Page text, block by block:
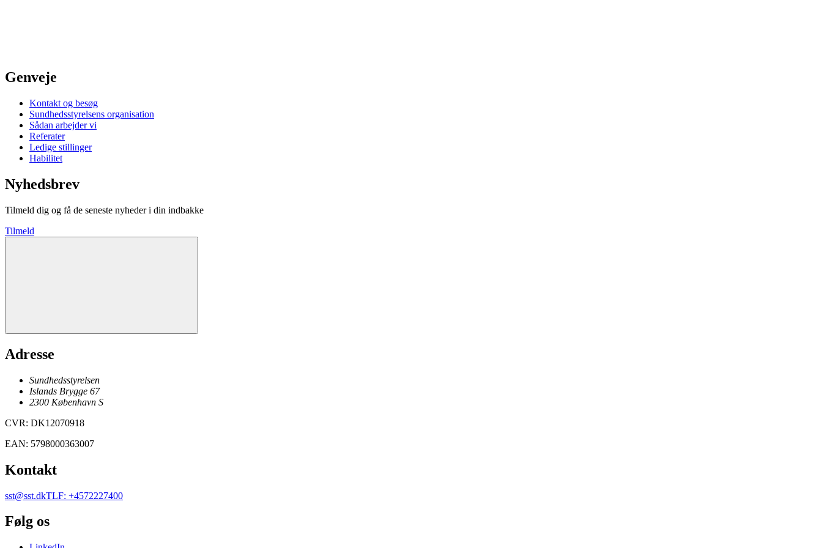
Genveje
Kontakt og besøg
Sundhedsstyrelsens organisation
Sådan arbejder vi
Referater
Ledige stillinger
Habilitet
Nyhedsbrev
Tilmeld dig og få de seneste nyheder i din indbakke
Tilmeld
Adresse
Sundhedsstyrelsen
Islands Brygge 67
2300 København S
CVR: DK12070918
EAN: 5798000363007
Kontakt
sst@sst.dkTLF: +4572227400
Følg os